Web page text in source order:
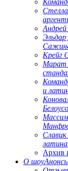
Крейг
Марат
и
латина
Архив
О шоу